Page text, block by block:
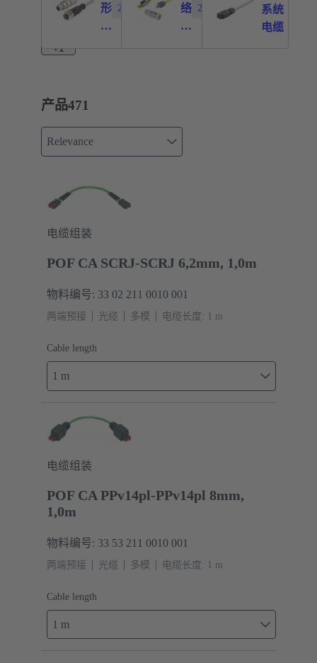
形
连
210
络
系
244
系统
电缆
+1
产品471
Relevance
电缆组装
POF CA SCRJ-SCRJ 6,2mm, 1,0m
物料编号: 33 02 211 0010 001
两端预接 光缆 多模 电缆长度: 1 m
Cable length
1 m
电缆组装
POF CA PPv14pl-PPv14pl 8mm,
1,0m
物料编号: 33 53 211 0010 001
两端预接 光缆 多模 电缆长度: 1 m
Cable length
1 m